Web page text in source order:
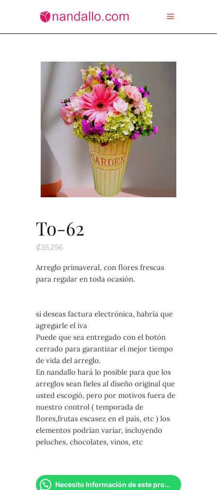
To-62
₡55,256
Arreglo primaveral, con flores frescas
para regalar en toda ocasión.
si deseas factura electrónica, habría que
agregarle el iva
Puede que sea entregado con el botón
cerrado para garantizar el mejor tiempo
de vida del arreglo.
En nandallo hará lo posible para que los
arreglos sean fieles al diseño original que
usted escogió, pero por motivos fuera de
nuestro control ( temporada de
flores,frutas escasez en el país, etc ) los
elementos podrían variar, incluyendo
peluches, chocolates, vinos, etc
Necesito Información de este producto